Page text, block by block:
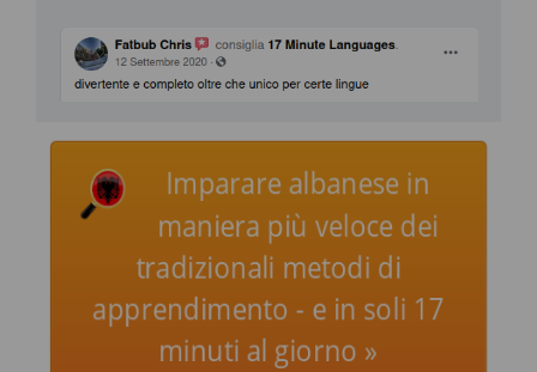
Imparare albanese in
maniera più veloce dei
tradizionali metodi di
apprendimento - e in soli 17
minuti al giorno »